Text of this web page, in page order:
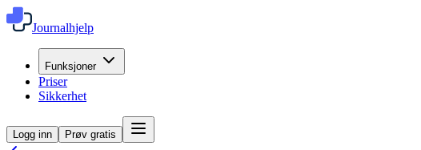
Journalhjelp
Funksjoner
Priser
Sikkerhet
Logg inn Prøv gratis